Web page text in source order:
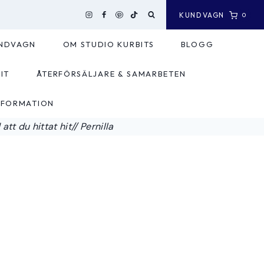
KUNDVAGN 0
OM STUDIO KURBITS BLOGG
ÅTERFÖRSÄLJARE & SAMARBETEN
att du hittat hit// Pernilla